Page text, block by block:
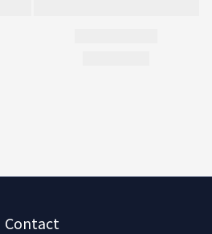
Contact